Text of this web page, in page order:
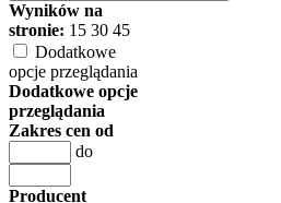
Wyników na
stronie: 15 30 45
Dodatkowe
opcje przeglądania
Dodatkowe opcje
przeglądania
Zakres cen od
do
Producent